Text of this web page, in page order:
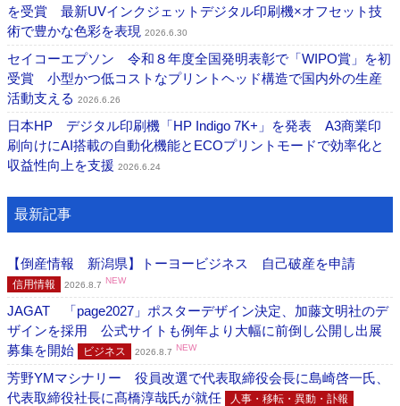
を受賞 最新UVインクジェットデジタル印刷機×オフセット技
術で豊かな色彩を表現 2026.6.30
セイコーエプソン 令和８年度全国発明表彰で「WIPO賞」を初
受賞 小型かつ低コストなプリントヘッド構造で国内外の生産
活動支える 2026.6.26
日本HP デジタル印刷機「HP Indigo 7K+」を発表 A3商業印
刷向けにAI搭載の自動化機能とECOプリントモードで効率化と
収益性向上を支援 2026.6.24
最新記事
【倒産情報 新潟県】トーヨービジネス 自己破産を申請
信用情報 2026.8.7 NEW
JAGAT 「page2027」ポスターデザイン決定、加藤文明社のデ
ザインを採用 公式サイトも例年より大幅に前倒し公開し出展
募集を開始
ビジネス 2026.8.7 NEW
芳野YMマシナリー 役員改選で代表取締役会長に島崎啓一氏、
代表取締役社長に髙橋淳哉氏が就任
人事・移転・異動・訃報